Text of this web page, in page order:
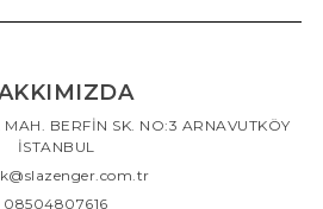
BERFİN SK. NO:3 ARNAVUTKÖY
İSTANBUL
08504807616